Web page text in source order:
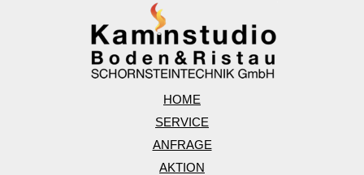
HOME
SERVICE
ANFRAGE
AKTION